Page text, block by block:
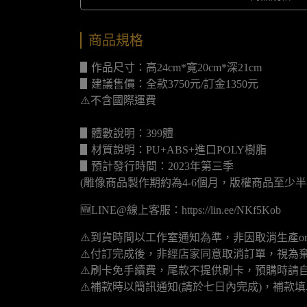
商品規格
▋作品尺寸：高24cm*寬20cm*深21cm
▋建議售價：全款3750元/訂金1350元
⚠️不含國際運費
▋體數說明：399體
▋材質說明：PU+ABS+進口POLY樹脂
▋預計發行時間：2023年第三季
(雕像商品製作期約為4-6個月，版權商品至少
🆕LINE@線上客服：https://lin.ee/NKf5Kob
⚠️到貨時間以工作室通知為準，非因取消生產
⚠️付訂完成後，非經店家同意取消訂單，視為
⚠️刷卡免手續費，尾款不提供刷卡，預購時請
⚠️補款時以簡訊通知(請於七日內完成)，補款